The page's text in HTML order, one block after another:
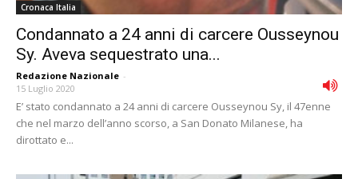
Cronaca Italia
Condannato a 24 anni di carcere Ousseynou
Sy. Aveva sequestrato una...
Redazione Nazionale -
15 Luglio 2020
E’ stato condannato a 24 anni di carcere Ousseynou Sy, il 47enne
che nel marzo dell’anno scorso, a San Donato Milanese, ha
dirottato e...